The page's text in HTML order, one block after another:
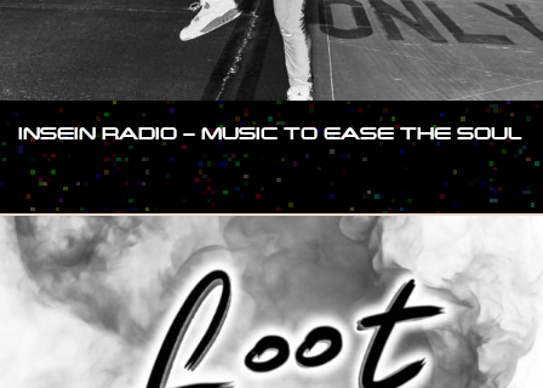
INSEIN RADIO – MUSIC TO EASE THE SOUL
#SHOW